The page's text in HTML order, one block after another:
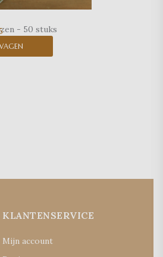
- 50 stuks
KLANTENSERVICE
Mijn account